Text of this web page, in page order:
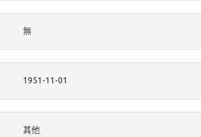
無
1951-11-01
其他